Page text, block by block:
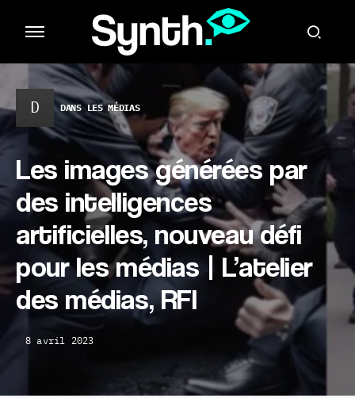
D DANS LES MÉDIAS
Les images générées par
des intelligences
artificielles, nouveau défi
pour les médias | L’atelier
des médias, RFI
8 avril 2023